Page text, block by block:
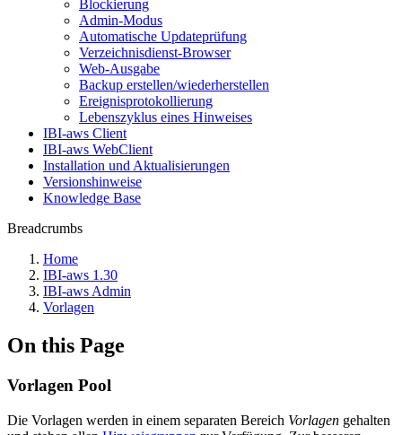
Blockierung
Admin-Modus
Automatische Updateprüfung
Verzeichnisdienst-Browser
Web-Ausgabe
Backup erstellen/wiederherstellen
Ereignisprotokollierung
Lebenszyklus eines Hinweises
IBI-aws Client
IBI-aws WebClient
Installation und Aktualisierungen
Versionshinweise
Knowledge Base
Breadcrumbs
Home
IBI-aws 1.30
IBI-aws Admin
Vorlagen
On this Page
Vorlagen Pool
Die Vorlagen werden in einem separaten Bereich Vorlagen gehalten